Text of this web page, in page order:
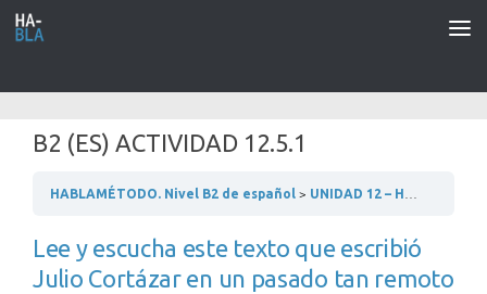
Saltar al contenido
B2 (ES) ACTIVIDAD 12.5.1
HABLAMÉTODO. Nivel B2 de español UNIDAD 12 – HABLANDO POR EL MÓVIL
Lee y escucha este texto que escribió
Julio Cortázar en un pasado tan remoto